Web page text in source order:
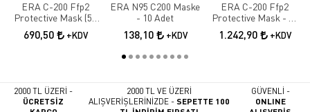
ERA C-200 Ffp2
Protective Mask (50
Adet)
690,50 +KDV
ERA N95 C200 Maske
- 10 Adet
138,10 +KDV
ERA C-200 Ffp2
Protective Mask - 90
Adet
1.242,90 +KDV
2000 TL ÜZERİ -
ÜCRETSİZ
2000 TL VE ÜZERİ
ALIŞVERİŞLERİNİZDE -SEPETTE 100
GÜVENLİ -
ONLINE